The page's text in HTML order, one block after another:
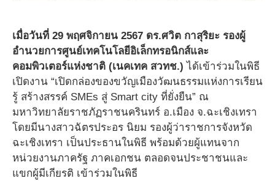
เมื่อวันที่ 29 พฤศจิกายน 2567 ดร.ศวิต กาสุริยะ รองผู้
อำนวยการศูนย์เทคโนโลยีอิเล็กทรอนิกส์และ
คอมพิวเตอร์แห่งชาติ (เนคเทค สวทช.)ได้เข้าร่วมในพิธี
เปิดงาน “เปิดกล่องของขวัญเมืองวัฒนธรรมแห่งการเรียน
รู้ สร้างสรรค์ SMEs สู่ Smart city ที่ยั่งยืน” ณ
มหาวิทยาลัยราชภัฏราชนครินทร์ อ.เมือง จ.ฉะเชิงเทรา
โดยมีนางสาวฉัตรประอร นิยม รองผู้ว่าราชการจังหวัด
ฉะเชิงเทรา เป็นประธานในพิธี พร้อมด้วยผู้แทนจาก
หน่วยงานภาครัฐ ภาคเอกชน ตลอดจนประชาชนและ
แขกผู้มีเกียรติ เข้าร่วมในพิธี